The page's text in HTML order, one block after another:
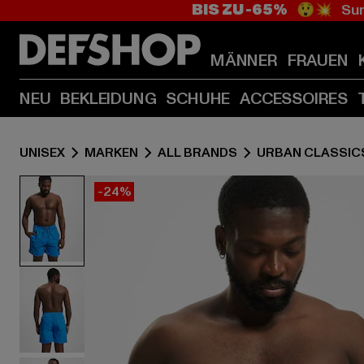
BIS ZU -65% 😲💥
MÄNNER FRAUEN
NEU BEKLEIDUNG SCHUHE ACCESSOIRES
UNISEX MARKEN ALL BRANDS URBAN
-24%